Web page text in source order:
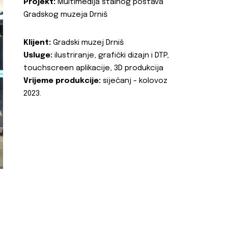
Projekt: Multimedija stalnog postava
Gradskog muzeja Drniš
Klijent: Gradski muzej Drniš
Usluge: ilustriranje, grafički dizajn i DTP,
touchscreen aplikacije, 3D produkcija
Vrijeme produkcije: siječanj - kolovoz
2023.